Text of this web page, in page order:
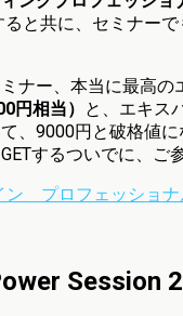
と共に、セミナー
ナー、本当に最高の
円相当） と、エキス
、9000円と破格値
するついでに、ご
Session